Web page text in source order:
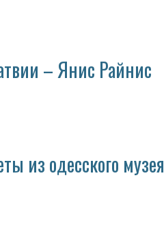
– Янис Райнис
из одесского музея